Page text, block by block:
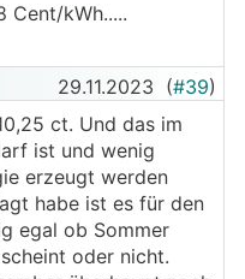
Cent/kWh.....
29.11.2023 (#39)
ct. Und das im
ist und wenig
erzeugt werden
habe ist es für den
egal ob Sommer
oder nicht.